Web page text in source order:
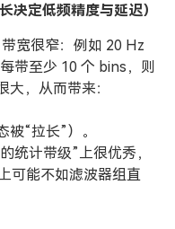
决定低频精度与延迟）
宽很窄：例如 20 Hz
带至少 10 个 bins，则
，从而带来：
“拉长”）。
统计带级”上很优秀，
可能不如滤波器组直